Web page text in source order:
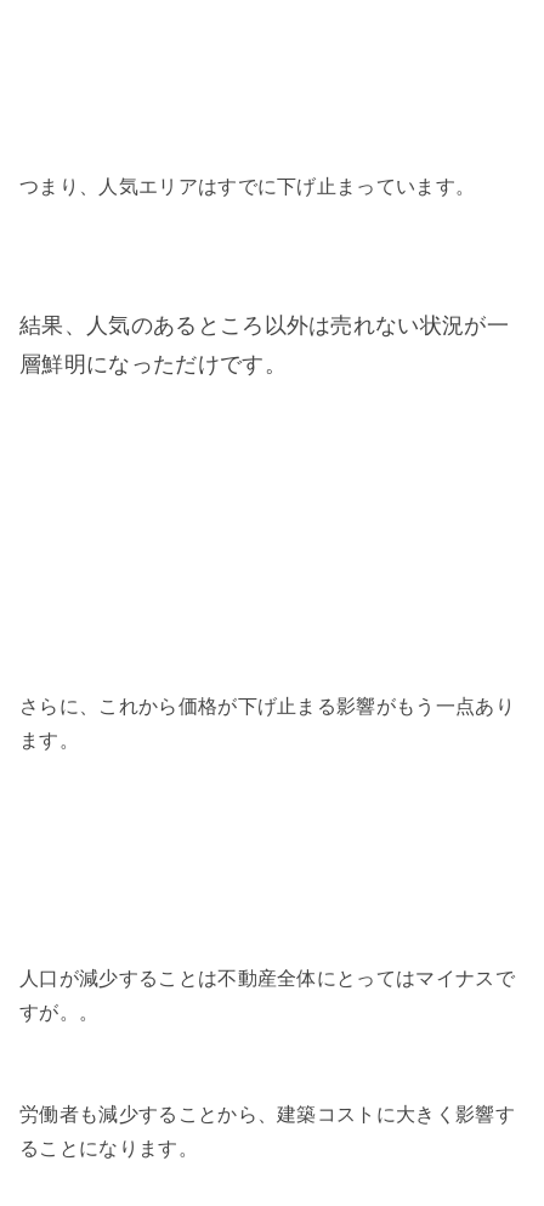
つまり、人気エリアはすでに下げ止まっています。
結果、人気のあるところ以外は売れない状況が一
層鮮明になっただけです。
さらに、これから価格が下げ止まる影響がもう一点あり
ます。
人口が減少することは不動産全体にとってはマイナスで
すが。。
労働者も減少することから、建築コストに大きく影響す
ることになります。